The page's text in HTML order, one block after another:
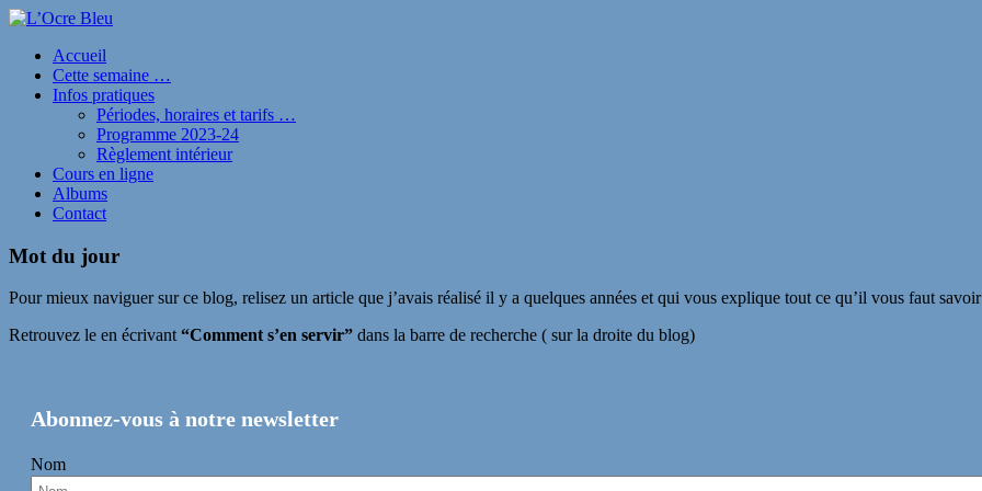
Accueil
Cette semaine …
Infos pratiques
Périodes, horaires et tarifs …
Programme 2023-24
Règlement intérieur
Cours en ligne
Albums
Contact
Mot du jour
Pour mieux naviguer sur ce blog, relisez un article que j’avais réalisé il y a quelques années et qui vous explique tout ce qu’il vous faut
Retrouvez le en écrivant“Comment s’en servir” dans la barre de recherche ( sur la droite du blog)
Abonnez-vous à notre newsletter
Nom